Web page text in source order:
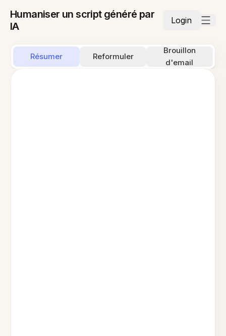
Humaniser un script généré par
IA
Login
Résumer Reformuler
Brouillon
d'email